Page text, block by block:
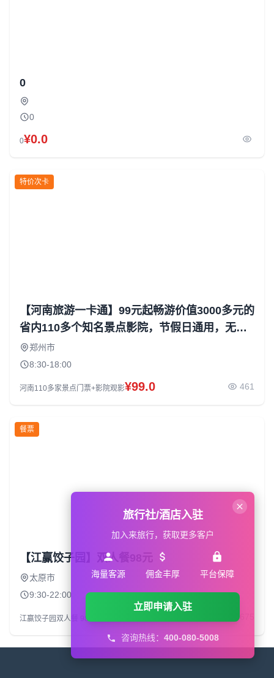
0
0
0¥0.0
特价次卡
【河南旅游一卡通】99元起畅游价值3000多元的
省内110多个知名景点影院，节假日通用，无需
预约
郑州市
8:30-18:00
河南110多家景点门票+影院观影¥99.0 461
餐票
【江赢饺子园】双人餐98元
太原市
9:30-22:00
江赢饺子园双人餐 98元 11675
旅行社/酒店入驻
加入来旅行，获取更多客户
海量客源 佣金丰厚 平台保障
立即申请入驻
咨询热线： 400-080-5008